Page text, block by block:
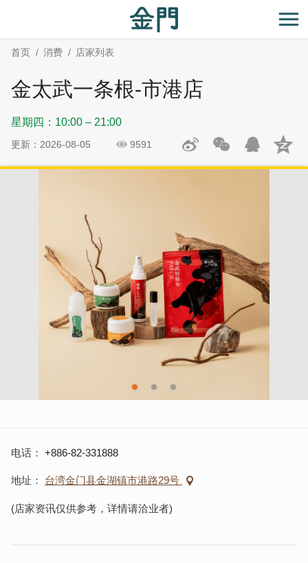
主
开
首页 消费 店家列表
金太武一条根-市港店
星期四：10:00 – 21:00
更新：2026-08-05 9591
社
电话 +886-82-331888
地址 台湾金门县金湖镇市港路29号
(店家资讯仅供参考，详情请洽业者)